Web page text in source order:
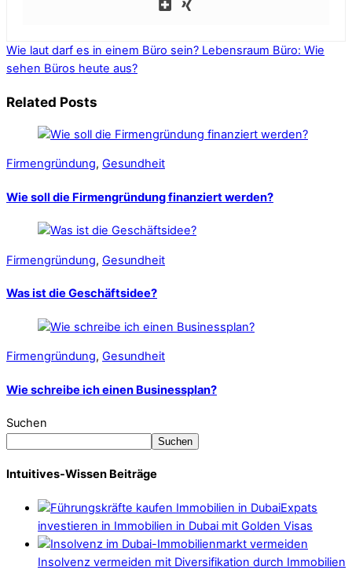
Wie laut darf es in einem Büro sein? Lebensraum Büro: Wie
sehen Büros heute aus?
Related Posts
Firmengründung, Gesundheit
Wie soll die Firmengründung finanziert werden?
Firmengründung, Gesundheit
Was ist die Geschäftsidee?
Firmengründung, Gesundheit
Wie schreibe ich einen Businessplan?
Suchen
Suchen
Intuitives-Wissen Beiträge
Expats
investieren in Immobilien in Dubai mit Golden Visas
Insolvenz vermeiden mit Diversifikation durch Immobilien